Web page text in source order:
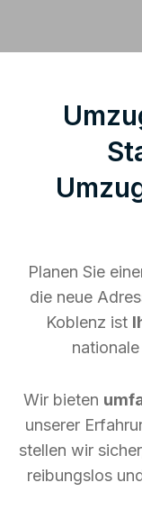
Planen Sie
die neue
Koblenz ist
Wir bieten
unserer
stellen wir
reibungslos